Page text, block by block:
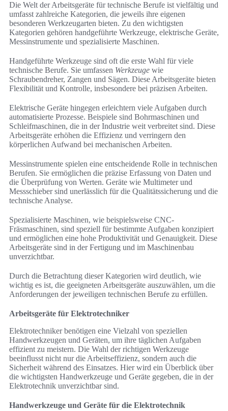
Die Welt der Arbeitsgeräte für technische Berufe ist vielfältig und
umfasst zahlreiche Kategorien, die jeweils ihre eigenen
besonderen Werkzeugarten bieten. Zu den wichtigsten
Kategorien gehören handgeführte Werkzeuge, elektrische Geräte,
Messinstrumente und spezialisierte Maschinen.
Handgeführte Werkzeuge sind oft die erste Wahl für viele
technische Berufe. Sie umfassen Werkzeuge wie
Schraubendreher, Zangen und Sägen. Diese Arbeitsgeräte bieten
Flexibilität und Kontrolle, insbesondere bei präzisen Arbeiten.
Elektrische Geräte hingegen erleichtern viele Aufgaben durch
automatisierte Prozesse. Beispiele sind Bohrmaschinen und
Schleifmaschinen, die in der Industrie weit verbreitet sind. Diese
Arbeitsgeräte erhöhen die Effizienz und verringern den
körperlichen Aufwand bei mechanischen Arbeiten.
Messinstrumente spielen eine entscheidende Rolle in technischen
Berufen. Sie ermöglichen die präzise Erfassung von Daten und
die Überprüfung von Werten. Geräte wie Multimeter und
Messschieber sind unerlässlich für die Qualitätssicherung und die
technische Analyse.
Spezialisierte Maschinen, wie beispielsweise CNC-
Fräsmaschinen, sind speziell für bestimmte Aufgaben konzipiert
und ermöglichen eine hohe Produktivität und Genauigkeit. Diese
Arbeitsgeräte sind in der Fertigung und im Maschinenbau
unverzichtbar.
Durch die Betrachtung dieser Kategorien wird deutlich, wie
wichtig es ist, die geeigneten Arbeitsgeräte auszuwählen, um die
Anforderungen der jeweiligen technischen Berufe zu erfüllen.
Arbeitsgeräte für Elektrotechniker
Elektrotechniker benötigen eine Vielzahl von speziellen
Handwerkzeugen und Geräten, um ihre täglichen Aufgaben
effizient zu meistern. Die Wahl der richtigen Werkzeuge
beeinflusst nicht nur die Arbeitseffizienz, sondern auch die
Sicherheit während des Einsatzes. Hier wird ein Überblick über
die wichtigsten Handwerkzeuge und Geräte gegeben, die in der
Elektrotechnik unverzichtbar sind.
Handwerkzeuge und Geräte für die Elektrotechnik